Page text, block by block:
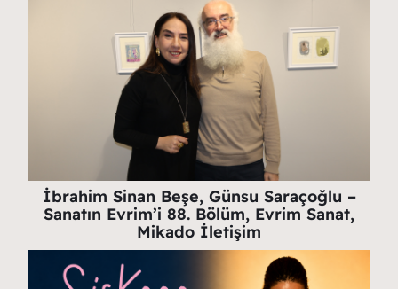
İbrahim Sinan Beşe, Günsu Saraçoğlu –
Sanatın Evrim’i 88. Bölüm, Evrim Sanat,
Mikado İletişim